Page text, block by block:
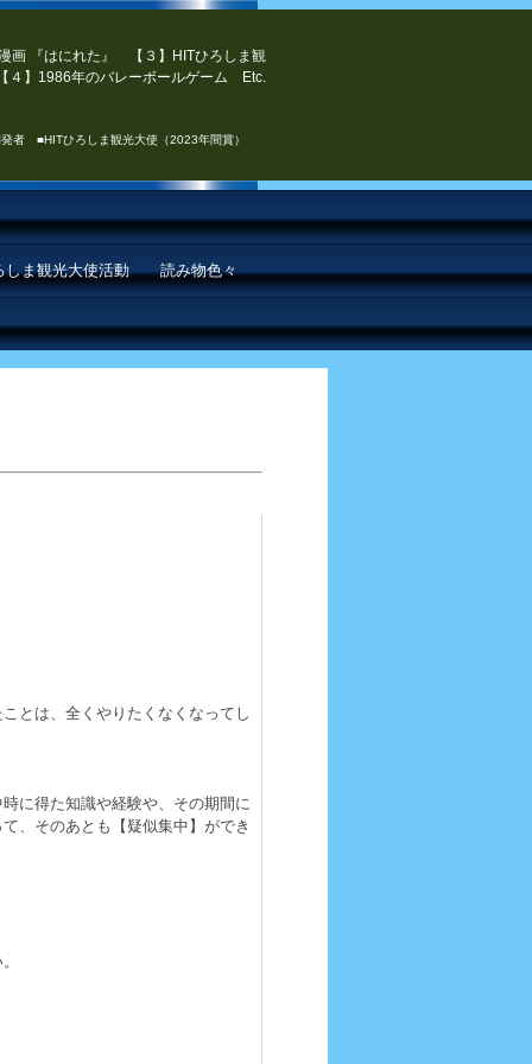
画 『はにれた』 【３】HITひろしま観
４】1986年のバレーボールゲーム Etc.
者 ■HITひろしま観光大使（2023年間賞）
しま観光大使活動 読み物色々
とは、全くやりたくなくなってし
に得た知識や経験や、その期間に
、そのあとも【疑似集中】ができ